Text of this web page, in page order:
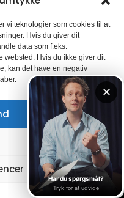
vi teknologier som cookies til at
Hvis du giver dit
data som f.eks.
websted. Hvis du ikke giver dit
kan det have en negativ